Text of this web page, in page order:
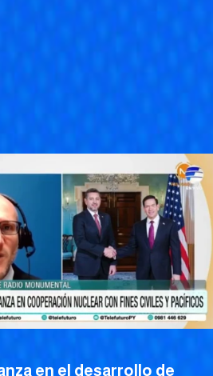
en el desarrollo de